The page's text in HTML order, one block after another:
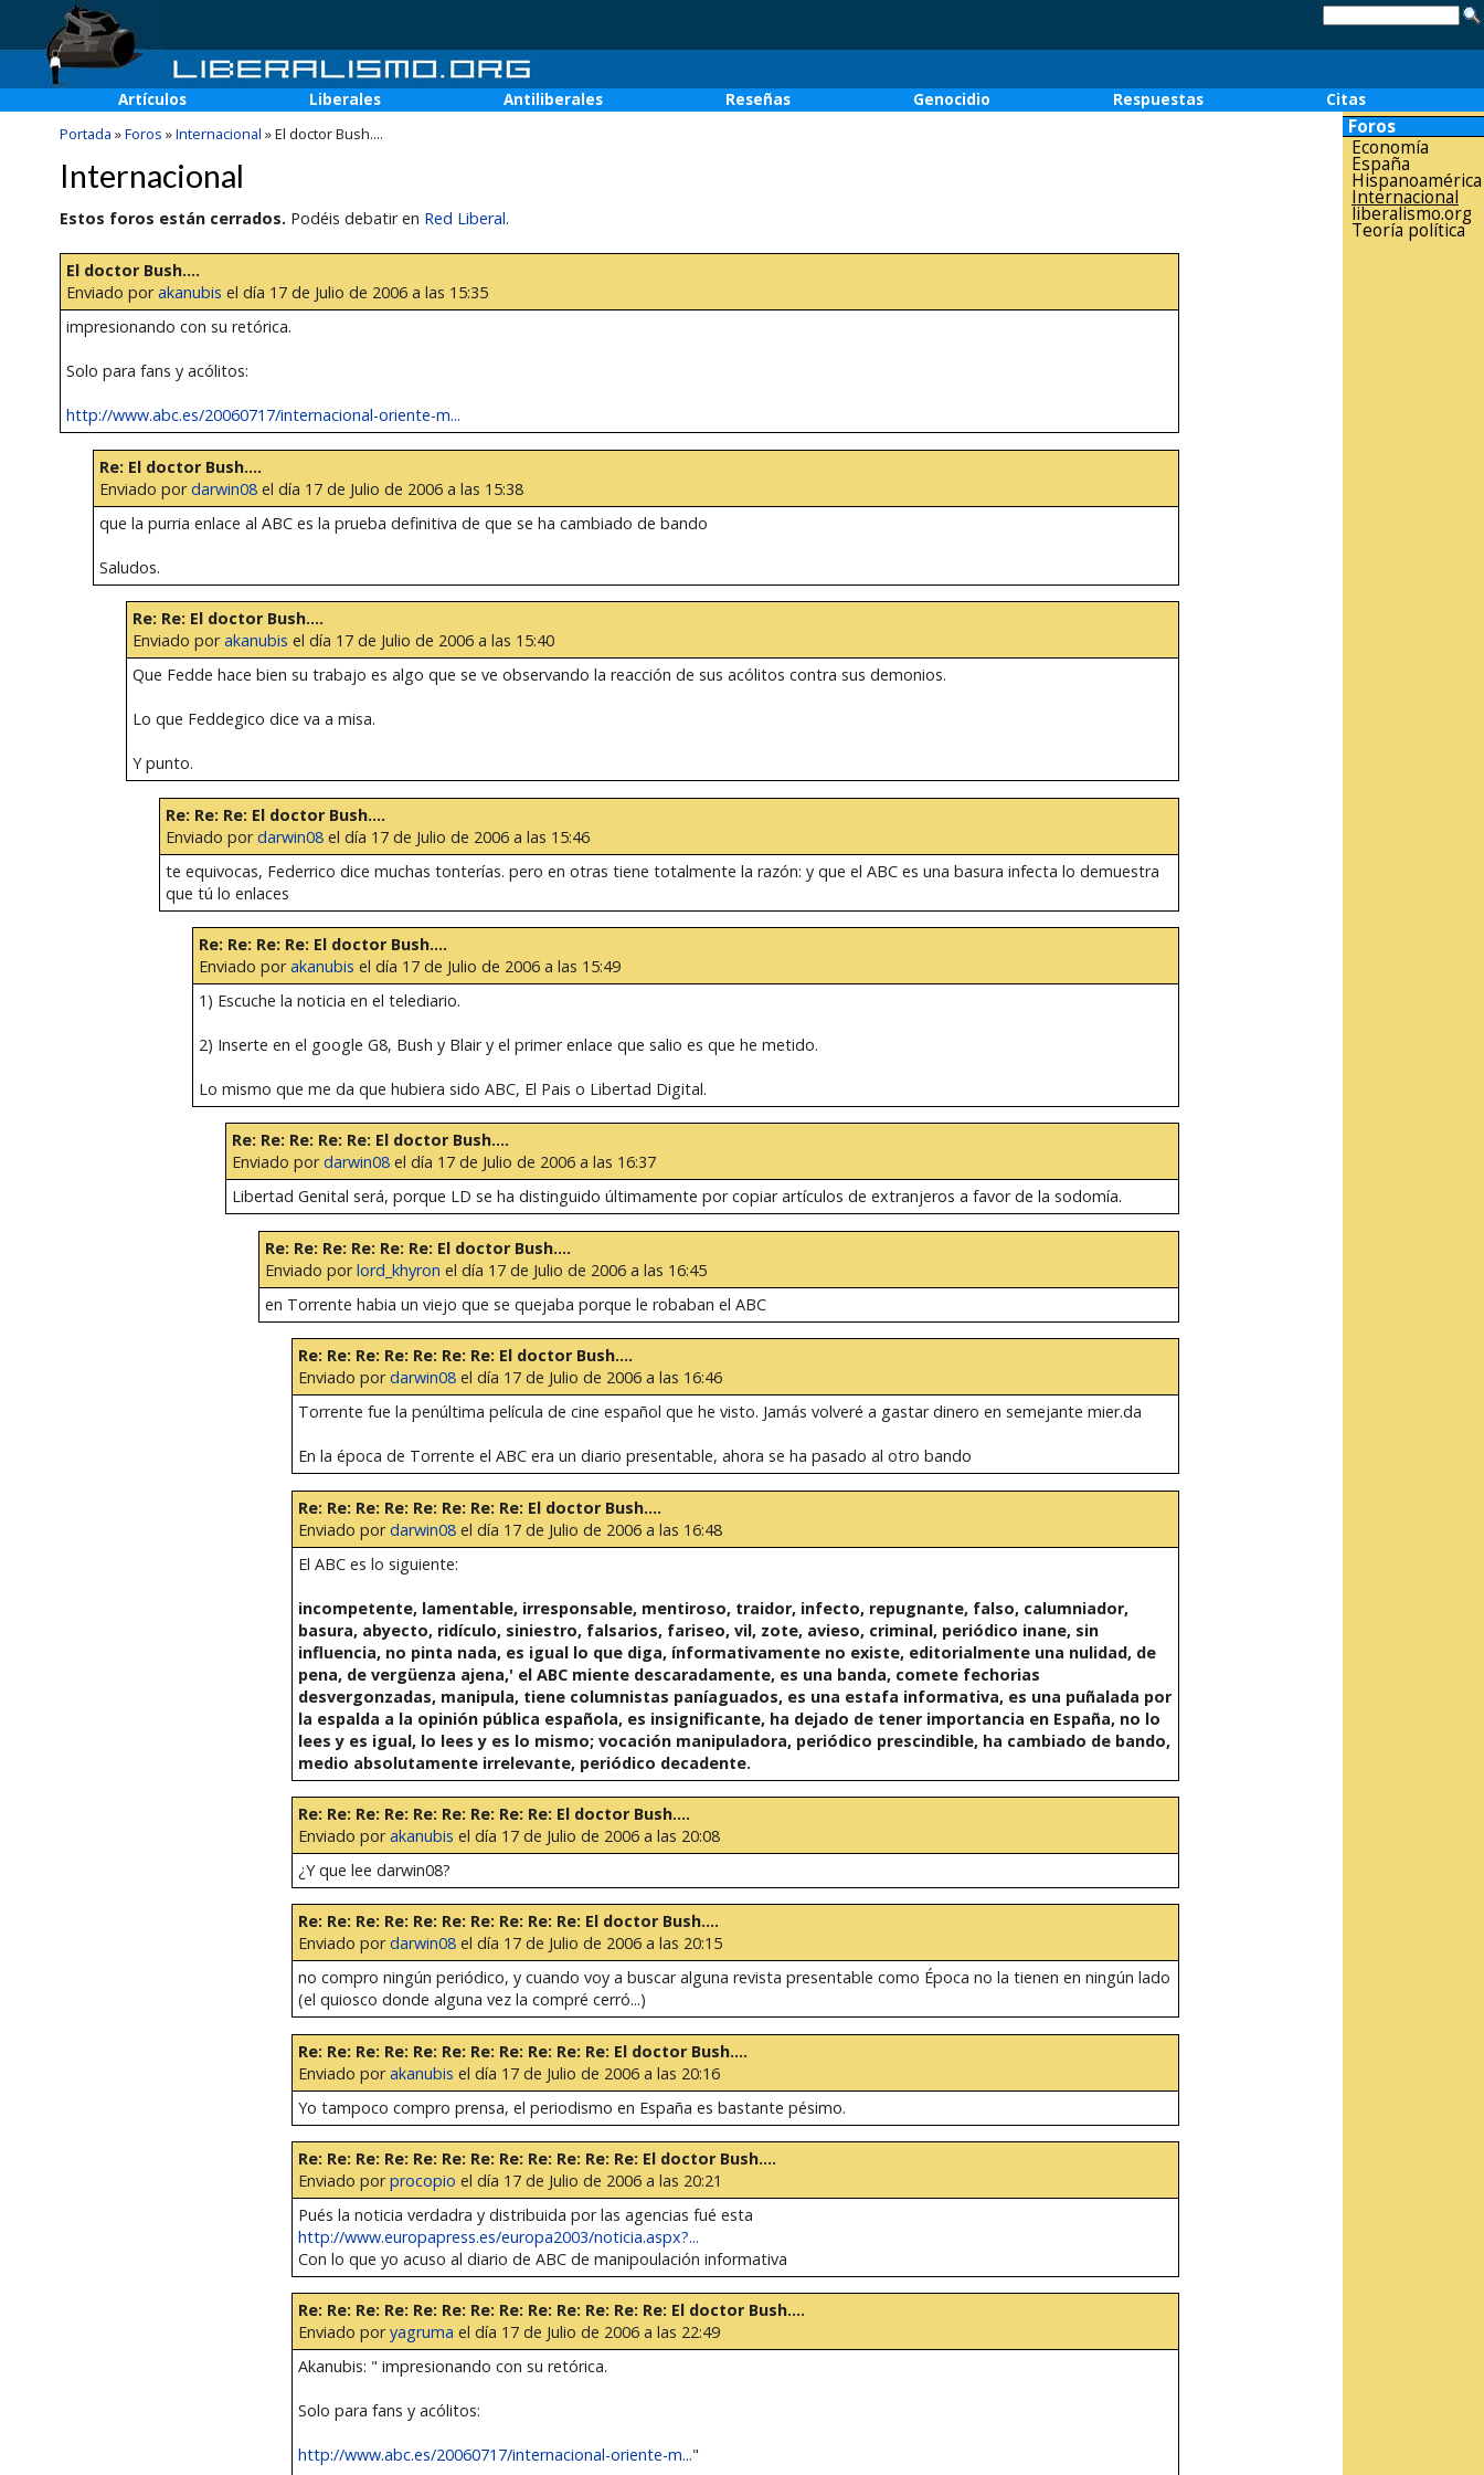
Artículos Liberales Antiliberales Reseñas Genocidio Respuestas
Citas
Portada »Foros »Internacional »El doctor Bush....
Internacional
Estos foros están cerrados. Podéis debatir en Red Liberal.
El doctor Bush....
Enviado porakanubis el día 17 de Julio de 2006 a las 15:35
impresionando con su retórica.
Solo para fans y acólitos:
http://www.abc.es/20060717/internacional-oriente-m...
Re: El doctor Bush....
Enviado pordarwin08el día 17 de Julio de 2006 a las 15:38
que la purria enlace al ABC es la prueba definitiva de que se ha cambiado de bando
Saludos.
Re: Re: El doctor Bush....
Enviado porakanubis el día 17 de Julio de 2006 a las 15:40
Que Fedde hace bien su trabajo es algo que se ve observando la reacción de sus acólitos contra sus demonios.
Lo que Feddegico dice va a misa.
Y punto.
Re: Re: Re: El doctor Bush....
Enviado pordarwin08el día 17 de Julio de 2006 a las 15:46
te equivocas, Federrico dice muchas tonterías. pero en otras tiene totalmente la razón: y que el ABC es una basura infecta lo demuestra
que tú lo enlaces
Re: Re: Re: Re: El doctor Bush....
Enviado porakanubis el día 17 de Julio de 2006 a las 15:49
1) Escuche la noticia en el telediario.
2) Inserte en el google G8, Bush y Blair y el primer enlace que salio es que he metido.
Lo mismo que me da que hubiera sido ABC, El Pais o Libertad Digital.
Re: Re: Re: Re: Re: El doctor Bush....
Enviado pordarwin08el día 17 de Julio de 2006 a las 16:37
Libertad Genital será, porque LD se ha distinguido últimamente por copiar artículos de extranjeros a favor de la sodomía.
Re: Re: Re: Re: Re: Re: El doctor Bush....
Enviado porlord_khyron el día 17 de Julio de 2006 a las 16:45
en Torrente habia un viejo que se quejaba porque le robaban el ABC
Re: Re: Re: Re: Re: Re: Re: El doctor Bush....
Enviado pordarwin08el día 17 de Julio de 2006 a las 16:46
Torrente fue la penúltima película de cine español que he visto. Jamás volveré a gastar dinero en semejante mier.da
En la época de Torrente el ABC era un diario presentable, ahora se ha pasado al otro bando
Re: Re: Re: Re: Re: Re: Re: Re: El doctor Bush....
Enviado pordarwin08el día 17 de Julio de 2006 a las 16:48
El ABC es lo siguiente:
incompetente, lamentable, irresponsable, mentiroso, traidor, infecto, repugnante, falso, calumniador,
basura, abyecto, ridículo, siniestro, falsarios, fariseo, vil, zote, avieso, criminal, periódico inane, sin
influencia, no pinta nada, es igual lo que diga, ínformativamente no existe, editorialmente una nulidad, de
pena, de vergüenza ajena,' el ABC miente descaradamente, es una banda, comete fechorias
desvergonzadas, manipula, tiene columnistas paníaguados, es una estafa informativa, es una puñalada por
la espalda a la opinión pública española, es insignificante, ha dejado de tener importancia en España, no lo
lees y es igual, lo lees y es lo mismo; vocación manipuladora, periódico prescindible, ha cambiado de bando,
medio absolutamente irrelevante, periódico decadente.
Re: Re: Re: Re: Re: Re: Re: Re: Re: El doctor Bush....
Enviado porakanubis el día 17 de Julio de 2006 a las 20:08
¿Y que lee darwin08?
Re: Re: Re: Re: Re: Re: Re: Re: Re: Re: El doctor Bush....
Enviado pordarwin08el día 17 de Julio de 2006 a las 20:15
no compro ningún periódico, y cuando voy a buscar alguna revista presentable como Época no la tienen en ningún lado
(el quiosco donde alguna vez la compré cerró...)
Re: Re: Re: Re: Re: Re: Re: Re: Re: Re: Re: El doctor Bush....
Enviado porakanubis el día 17 de Julio de 2006 a las 20:16
Yo tampoco compro prensa, el periodismo en España es bastante pésimo.
Re: Re: Re: Re: Re: Re: Re: Re: Re: Re: Re: Re: El doctor Bush....
Enviado porprocopio el día 17 de Julio de 2006 a las 20:21
Pués la noticia verdadra y distribuida por las agencias fué esta
http://www.europapress.es/europa2003/noticia.aspx?...
Con lo que yo acuso al diario de ABC de manipoulación informativa
Re: Re: Re: Re: Re: Re: Re: Re: Re: Re: Re: Re: Re: El doctor Bush....
Enviado poryagruma el día 17 de Julio de 2006 a las 22:49
Akanubis: " impresionando con su retórica.
Solo para fans y acólitos:
http://www.abc.es/20060717/internacional-oriente-m..."
Foros
Economía
España
Hispanoamérica
Internacional
liberalismo.org
Teoría política